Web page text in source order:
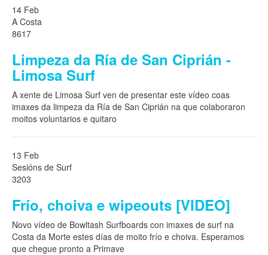
14 Feb
A Costa
8617
Limpeza da Ría de San Ciprián -
Limosa Surf
A xente de Limosa Surf ven de presentar este vídeo coas
imaxes da limpeza da Ría de San Ciprián na que colaboraron
moitos voluntarios e quitaro
13 Feb
Sesións de Surf
3203
Frío, choiva e wipeouts [VIDEO]
Novo vídeo de Bowltash Surfboards con imaxes de surf na
Costa da Morte estes días de moito frío e choiva. Esperamos
que chegue pronto a Primave